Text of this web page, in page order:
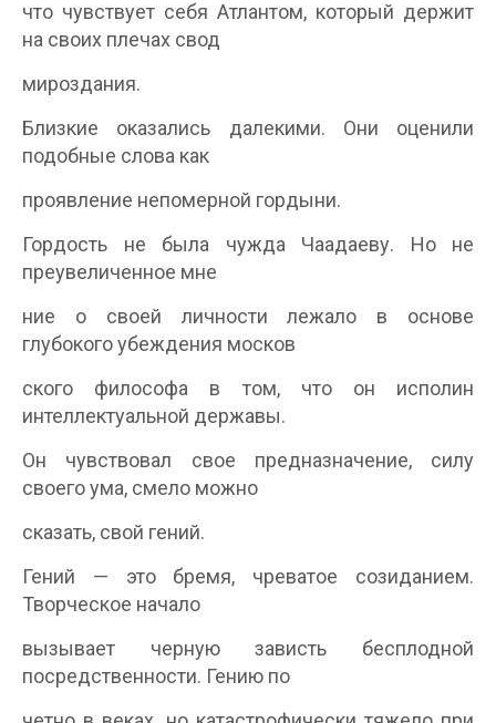
что чувствует себя Атлантом, который держит
на своих плечах свод
мироздания.
Близкие оказались далекими. Они оценили
подобные слова как
проявление непомерной гордыни.
Гордость не была чужда Чаадаеву. Но не
преувеличенное мне­
ние о своей личности лежало в основе
глубокого убеждения москов­
ского философа в том, что он исполин
интеллектуальной державы.
Он чувствовал свое предназначение, силу
своего ума, смело можно
сказать, свой гений.
Гений — это бремя, чреватое созиданием.
Творческое начало
вызывает черную зависть бесплодной
посредственности. Гению по­